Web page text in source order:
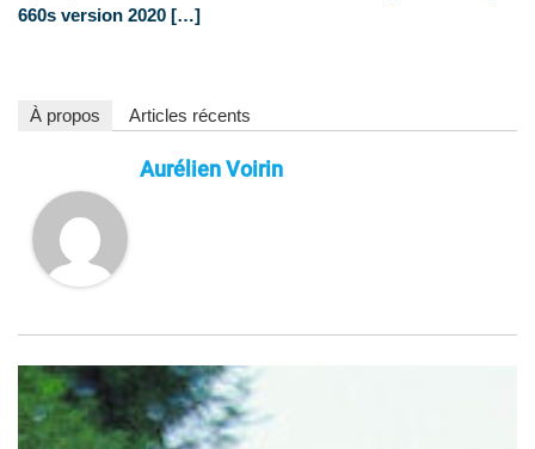
660s version 2020 […]
À propos Articles récents
Aurélien Voirin